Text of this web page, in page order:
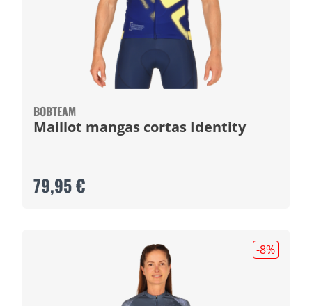
BOBTEAM
Maillot mangas cortas Identity
79,95 €
-8%